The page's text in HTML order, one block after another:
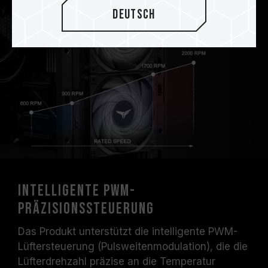
Intelligente PWM-
Präzisionssteuerung
Das Produkt unterstützt die intelligente PWM-
Lüftersteuerung (Pulsweitenmodulation), die die
Lüfterdrehzahl präzise an die Temperatur
Deutsch